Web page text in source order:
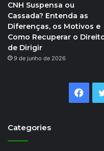
CNH Suspensa ou
Cassada? Entenda as
Diferenças, os Motivos e
Como Recuperar o
de Dirigir
9 de junho de 2026
Categories